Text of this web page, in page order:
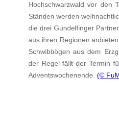
Hochschwarzwald vor den
Ständen werden
die drei Gundelfinger
aus ihren Regionen
Schwibbögen aus dem
der Regel fällt der Termin
Adventswochenende. (©